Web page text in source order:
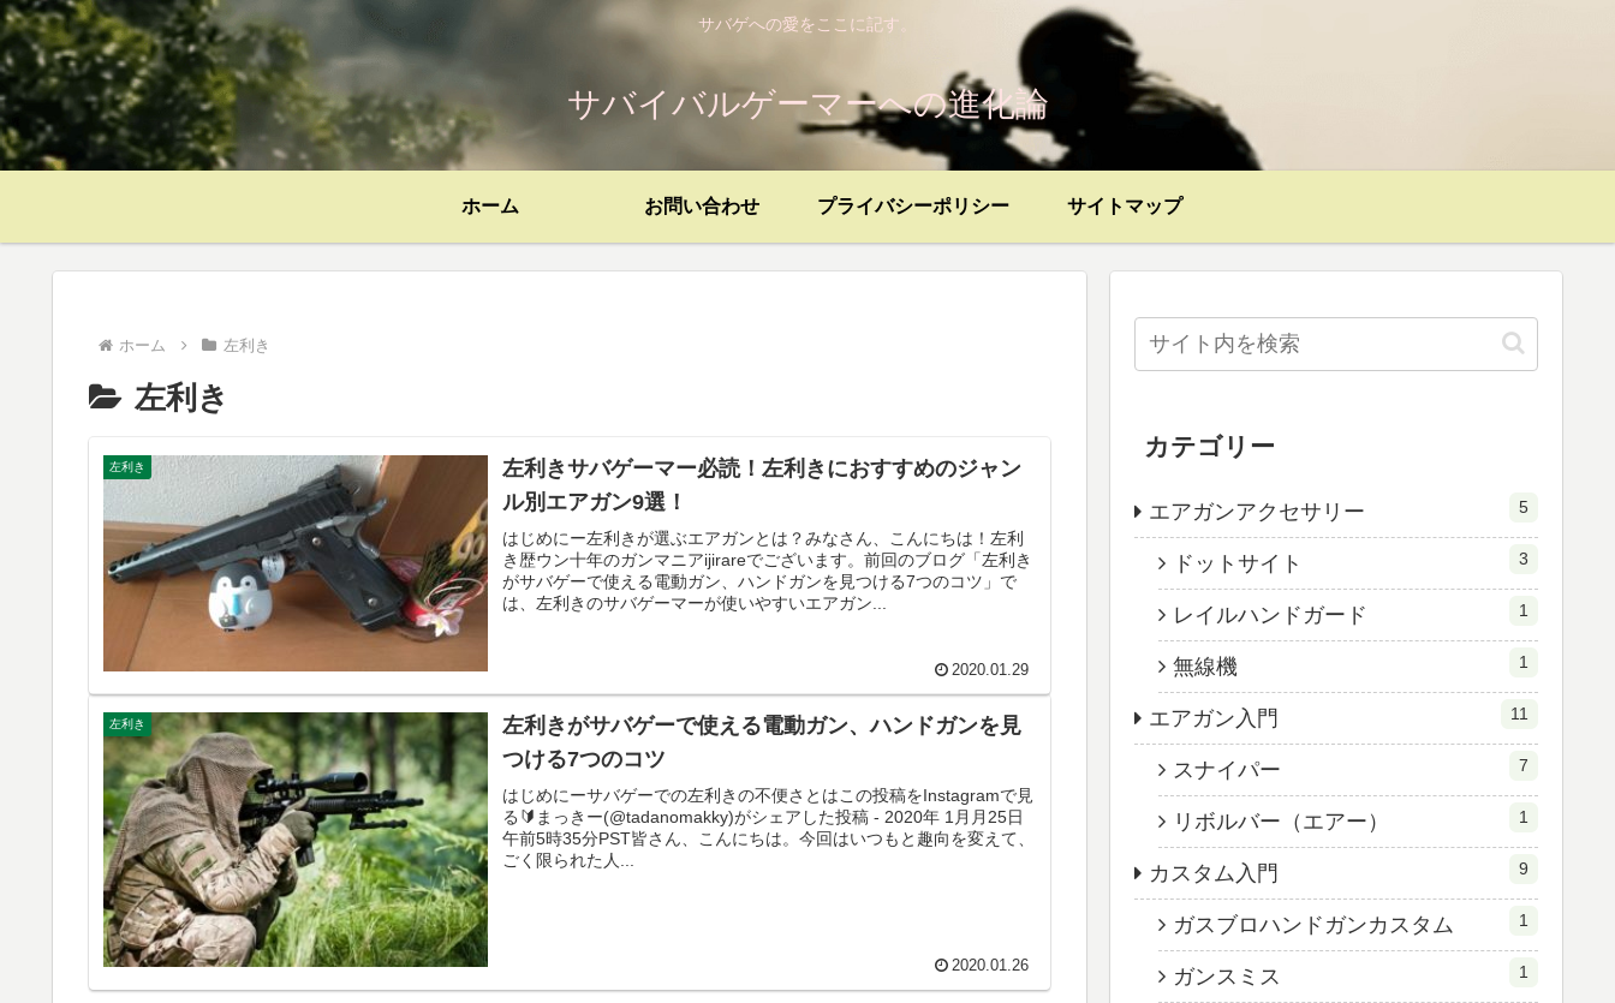
サバゲへの愛をここに記す。
サバイバルゲーマーへの進化論
ホーム お問い合わせ プライバシーポリシー サイトマップ
ホーム 左利き
左利き
左利き
左利きサバゲーマー必読！左利きにおすすめのジャン
ル別エアガン9選！
はじめにー左利きが選ぶエアガンとは？みなさん、こんにちは！左利
き歴ウン十年のガンマニアijirareでございます。前回のブログ「左利き
がサバゲーで使える電動ガン、ハンドガンを見つける7つのコツ」で
は、左利きのサバゲーマーが使いやすいエアガン...
2020.01.29
左利き
左利きがサバゲーで使える電動ガン、ハンドガンを見
つける7つのコツ
はじめにーサバゲーでの左利きの不便さとはこの投稿をInstagramで見
る🔰まっきー(@tadanomakky)がシェアした投稿 - 2020年 1月月25日
午前5時35分PST皆さん、こんにちは。今回はいつもと趣向を変えて、
ごく限られた人...
2020.01.26
カテゴリー
エアガンアクセサリー 5
ドットサイト 3
レイルハンドガード 1
無線機 1
エアガン入門 11
スナイパー 7
リボルバー（エアー） 1
カスタム入門 9
ガスブロハンドガンカスタム 1
ガンスミス 1